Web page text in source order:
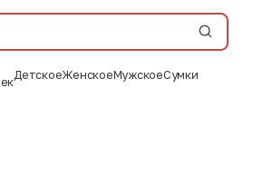
ДетскоеЖенскоеМужскоеСумки